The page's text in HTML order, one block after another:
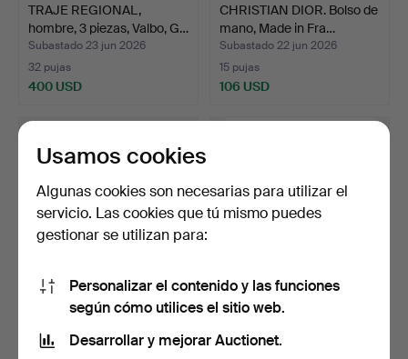
TRAJE REGIONAL,
hombre, 3 piezas, Valbo, G…
Subastado 23 jun 2026
32 pujas
400 USD
CHRISTIAN DIOR. Bolso de
mano, Made in Fra…
Subastado 22 jun 2026
15 pujas
106 USD
GUCCI, zapatos, un par,
mujer, talla 38, I…
Subastado 22 jun 2026
TRAJE
REGIONAL/DELANTAL,
Usamos cookies
Algunas cookies son necesarias para utilizar el
servicio. Las cookies que tú mismo puedes
gestionar se utilizan para:
Personalizar el contenido y las funciones
según cómo utilices el sitio web.
Desarrollar y mejorar Auctionet.